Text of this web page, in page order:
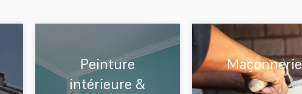
Peinture
intérieure &
Maçonnerie